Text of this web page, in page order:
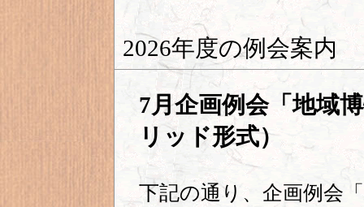
2026年度の例会案内
7月企画例会「地域
リッド形式）
下記の通り、企画例会